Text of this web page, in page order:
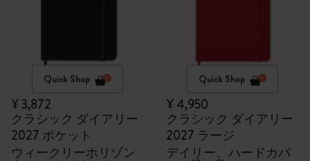
Quick Shop
¥ 3,872
クラシック ダイアリー
2027 ポケット
ウィークリーホリゾン
Quick Shop
¥ 4,950
クラシック ダイアリー
2027 ラージ
デイリー、ハードカバ